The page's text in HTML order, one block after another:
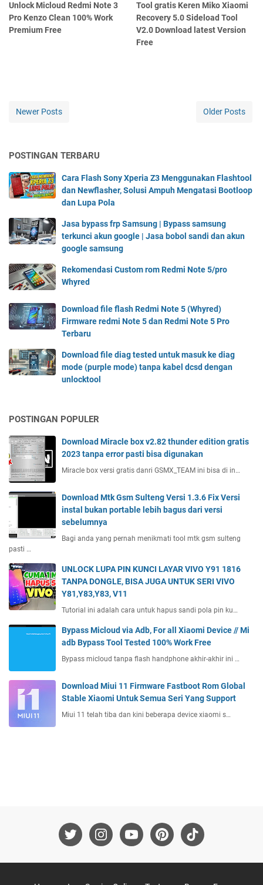
Unlock Micloud Redmi Note 3
Pro Kenzo Clean 100% Work
Premium Free
Tool gratis Keren Miko Xiaomi
Recovery 5.0 Sideload Tool
V2.0 Download latest Version
Free
Newer Posts Older Posts
POSTINGAN TERBARU
Cara Flash Sony Xperia Z3 Menggunakan Flashtool
dan Newflasher, Solusi Ampuh Mengatasi Bootloop
dan Lupa Pola
Jasa bypass frp Samsung | Bypass samsung
terkunci akun google | Jasa bobol sandi dan akun
google samsung
Rekomendasi Custom rom Redmi Note 5/pro
Whyred
Download file flash Redmi Note 5 (Whyred)
Firmware redmi Note 5 dan Redmi Note 5 Pro
Terbaru
Download file diag tested untuk masuk ke diag
mode (purple mode) tanpa kabel dcsd dengan
unlocktool
POSTINGAN POPULER
Download Miracle box v2.82 thunder edition gratis
2023 tanpa error pasti bisa digunakan
Miracle box versi gratis danri GSMX_TEAM ini bisa di in…
Download Mtk Gsm Sulteng Versi 1.3.6 Fix Versi
instal bukan portable lebih bagus dari versi
sebelumnya
Bagi anda yang pernah menikmati tool mtk gsm sulteng
pasti …
UNLOCK LUPA PIN KUNCI LAYAR VIVO Y91 1816
TANPA DONGLE, BISA JUGA UNTUK SERI VIVO
Y81,Y83,Y83, V11
Tutorial ini adalah cara untuk hapus sandi pola pin ku…
Bypass Micloud via Adb, For all Xiaomi Device // Mi
adb Bypass Tool Tested 100% Work Free
Bypass micloud tanpa flash handphone akhir-akhir ini …
Download Miui 11 Firmware Fastboot Rom Global
Stable Xiaomi Untuk Semua Seri Yang Support
Miui 11 telah tiba dan kini beberapa device xiaomi s…